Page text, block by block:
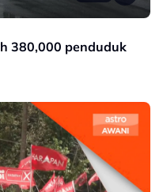
380,000 penduduk